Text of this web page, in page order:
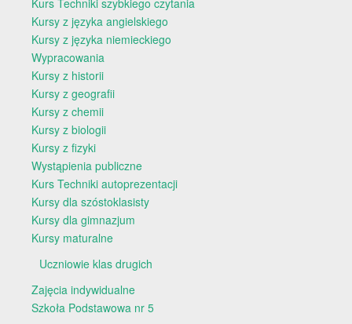
Kursy z języka angielskiego
Kursy z języka niemieckiego
Wypracowania
Kursy z historii
Kursy z geografii
Kursy z chemii
Kursy z biologii
Kursy z fizyki
Wystąpienia publiczne
Kurs Techniki autoprezentacji
Kursy dla szóstoklasisty
Kursy dla gimnazjum
Kursy maturalne
Uczniowie klas drugich
Zajęcia indywidualne
Szkoła Podstawowa nr 5